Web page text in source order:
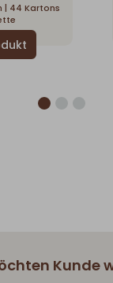
| 44 Kartons
Kunde